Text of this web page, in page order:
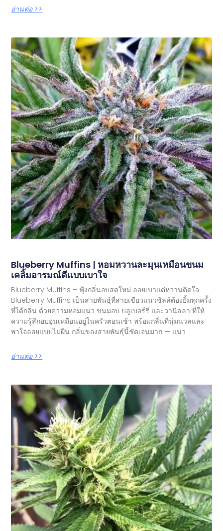
อ่านต่อ >>
Blueberry Muffins | หอมหวานละมุนเหมือนขนม
เคลิ้มอารมณ์ดีแบบเบาใจ
Blueberry Muffins – ฟุ้งกลิ่นอบสดใหม่ ลอยเบาแต่หวานติดใจ
Blueberry Muffins เป็นสายพันธุ์ที่สายเขียวแนวชิลล์ต้องยิ้มทุกครั้ง
ที่ได้กลิ่น ด้วยความหอมแนว ขนมอบ บลูเบอร์รี และวานิลลา ที่ให้
ความรู้สึกอบอุ่นเหมือนอยู่ในครัวตอนเช้า พร้อมกลิ่นที่นุ่มนวลและ
พาใจลอยแบบไม่ฝืน กลิ่นของสายพันธุ์นี้ชัดเจนมาก — แนว
อ่านต่อ >>